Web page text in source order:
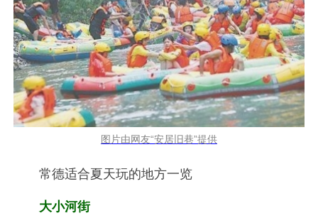
图片由网友“安居旧巷”提供
常德适合夏天玩的地方一览
大小河街